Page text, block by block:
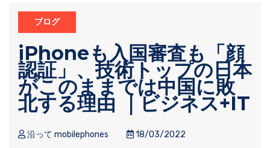
ブログ
iPhoneも入国審査も「顔
認証」、技術トップの日本
がこのままでは中国に敗
北する理由 ｜ビジネス+IT
沿って mobilephones
18/03/2022